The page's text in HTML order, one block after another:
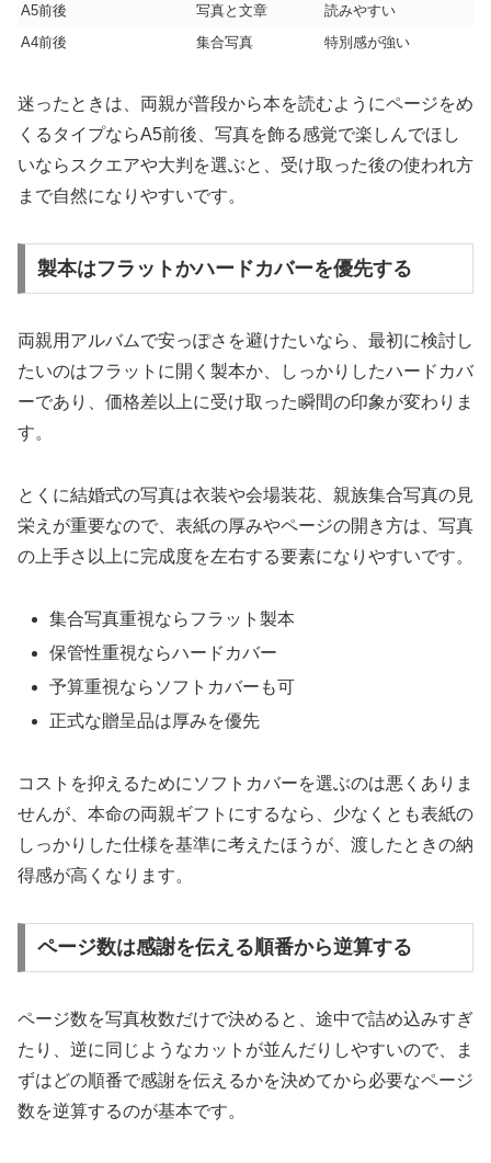
A5前後
写真と文章
読みやすい
A4前後
集合写真 特別感が強い
迷ったときは、両親が普段から本を読むようにページをめ
くるタイプならA5前後、写真を飾る感覚で楽しんでほし
いならスクエアや大判を選ぶと、受け取った後の使われ方
まで自然になりやすいです。
製本はフラットかハードカバーを優先する
両親用アルバムで安っぽさを避けたいなら、最初に検討し
たいのはフラットに開く製本か、しっかりしたハードカバ
ーであり、価格差以上に受け取った瞬間の印象が変わりま
す。
とくに結婚式の写真は衣装や会場装花、親族集合写真の見
栄えが重要なので、表紙の厚みやページの開き方は、写真
の上手さ以上に完成度を左右する要素になりやすいです。
集合写真重視ならフラット製本
保管性重視ならハードカバー
予算重視ならソフトカバーも可
正式な贈呈品は厚みを優先
コストを抑えるためにソフトカバーを選ぶのは悪くありま
せんが、本命の両親ギフトにするなら、少なくとも表紙の
しっかりした仕様を基準に考えたほうが、渡したときの納
得感が高くなります。
ページ数は感謝を伝える順番から逆算する
ページ数を写真枚数だけで決めると、途中で詰め込みすぎ
たり、逆に同じようなカットが並んだりしやすいので、ま
ずはどの順番で感謝を伝えるかを決めてから必要なページ
数を逆算するのが基本です。